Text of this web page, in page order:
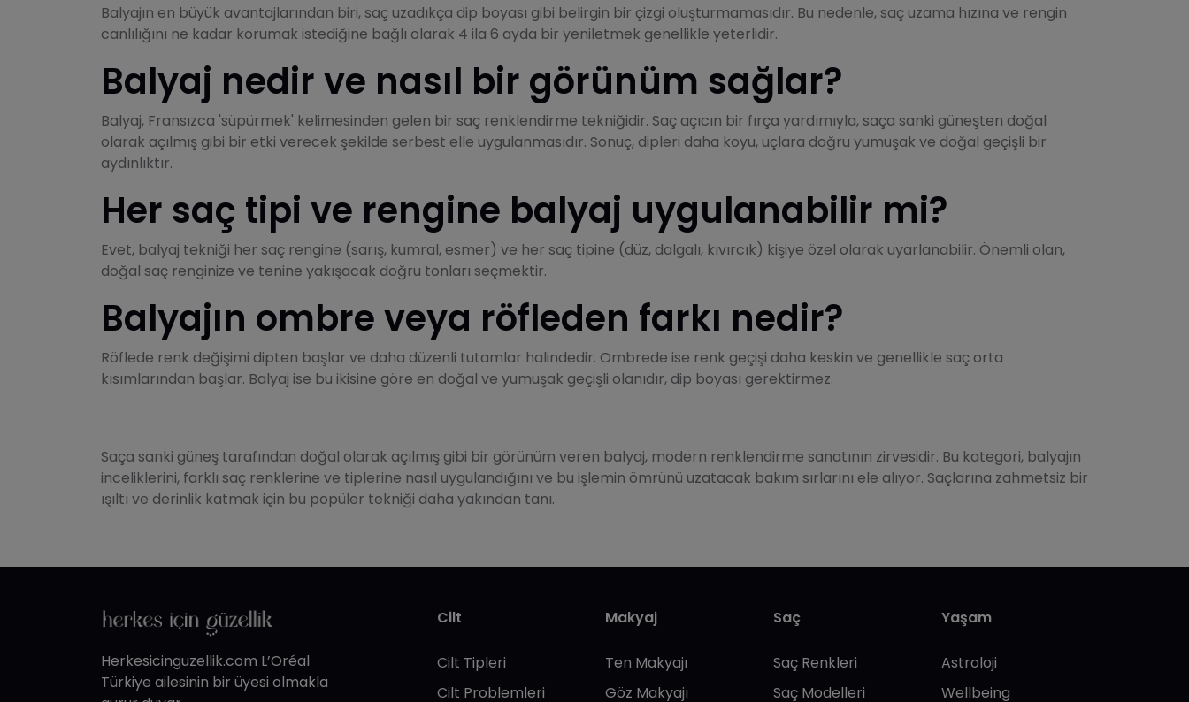
Balyajın en büyük avantajlarından biri, saç uzadıkça dip boyası gibi belirgin bir çizgi oluşturmamasıdır. Bu nedenle, saç uzama hızına ve rengin
canlılığını ne kadar korumak istediğine bağlı olarak 4 ila 6 ayda bir yeniletmek genellikle yeterlidir.
Balyaj nedir ve nasıl bir görünüm sağlar?
Balyaj, Fransızca 'süpürmek' kelimesinden gelen bir saç renklendirme tekniğidir. Saç açıcın bir fırça yardımıyla, saça sanki güneşten doğal
olarak açılmış gibi bir etki verecek şekilde serbest elle uygulanmasıdır. Sonuç, dipleri daha koyu, uçlara doğru yumuşak ve doğal geçişli bir
aydınlıktır.
Her saç tipi ve rengine balyaj uygulanabilir mi?
Evet, balyaj tekniği her saç rengine (sarış, kumral, esmer) ve her saç tipine (düz, dalgalı, kıvırcık) kişiye özel olarak uyarlanabilir. Önemli olan,
doğal saç renginize ve tenine yakışacak doğru tonları seçmektir.
Balyajın ombre veya röfleden farkı nedir?
Röflede renk değişimi dipten başlar ve daha düzenli tutamlar halindedir. Ombrede ise renk geçişi daha keskin ve genellikle saç orta
kısımlarından başlar. Balyaj ise bu ikisine göre en doğal ve yumuşak geçişli olanıdır, dip boyası gerektirmez.
Saça sanki güneş tarafından doğal olarak açılmış gibi bir görünüm veren balyaj, modern renklendirme sanatının zirvesidir. Bu kategori, balyajın
inceliklerini, farklı saç renklerine ve tiplerine nasıl uygulandığını ve bu işlemin ömrünü uzatacak bakım sırlarını ele alıyor. Saçlarına zahmetsiz bir
ışıltı ve derinlik katmak için bu popüler tekniği daha yakından tanı.
Herkesicinguzellik.com L’Oréal
Türkiye ailesinin bir üyesi olmakla
Cilt
Cilt Tipleri
Cilt Problemleri
Makyaj
Ten Makyajı
Göz Makyajı
Saç
Saç Renkleri
Saç Modelleri
Yaşam
Astroloji
Wellbeing